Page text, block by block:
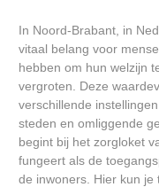
In Noord-Brabant, in
vitaal belang voor
hebben om hun welzijn
vergroten. Deze
verschillende
steden en omliggende
begint bij het zorgloket
fungeert als de
de inwoners. Hier kun